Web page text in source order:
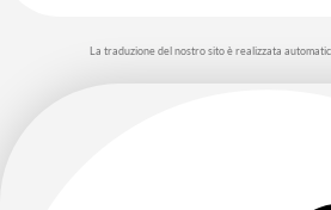
La traduzione del nostro sito è realizzata